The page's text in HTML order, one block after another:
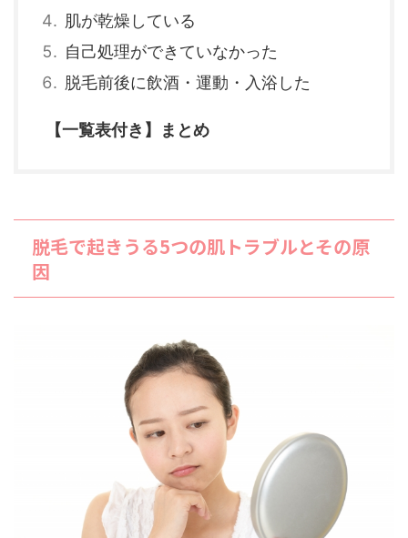
肌が乾燥している
自己処理ができていなかった
脱毛前後に飲酒・運動・入浴した
【一覧表付き】まとめ
脱毛で起きうる5つの肌トラブルとその原
因